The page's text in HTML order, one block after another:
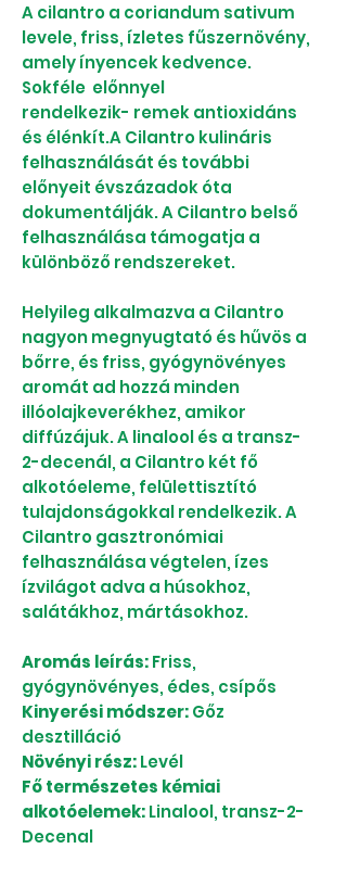
A cilantro a coriandum sativum
levele, friss, ízletes fűszernövény,
amely ínyencek kedvence.
Sokféle előnnyel
rendelkezik- remek antioxidáns
és élénkít.A Cilantro kulináris
felhasználását és további
előnyeit évszázadok óta
dokumentálják. A Cilantro belső
felhasználása támogatja a
különböző rendszereket.
Helyileg alkalmazva a Cilantro
nagyon megnyugtató és hűvös a
bőrre, és friss, gyógynövényes
aromát ad hozzá minden
illóolajkeverékhez, amikor
diffúzájuk. A linalool és a transz-
2-decenál, a Cilantro két fő
alkotóeleme, felülettisztító
tulajdonságokkal rendelkezik. A
Cilantro gasztronómiai
felhasználása végtelen, ízes
ízvilágot adva a húsokhoz,
salátákhoz, mártásokhoz.
Aromás leírás:Friss,
gyógynövényes, édes, csípős
Kinyerési módszer:Gőz
desztilláció
Növényi rész:Levél
Fő természetes kémiai
alkotóelemek:Linalool, transz-2-
Decenal